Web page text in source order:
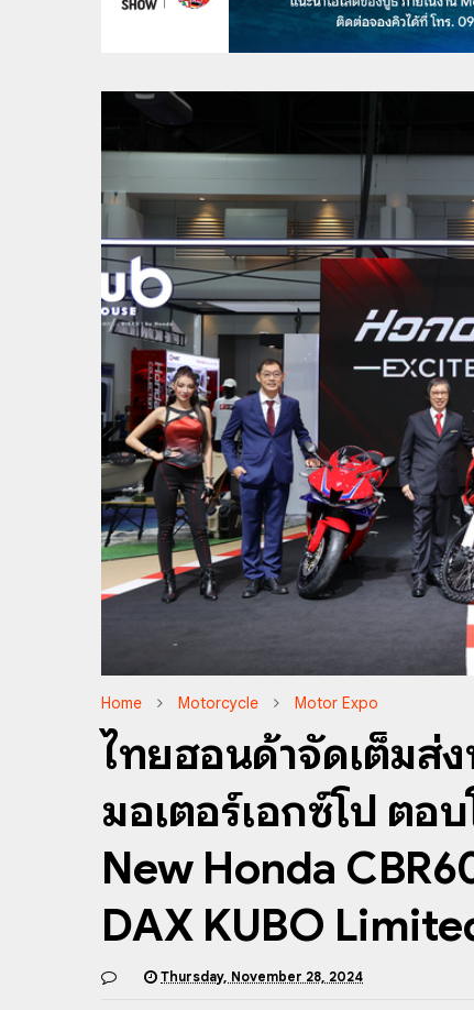
Home Motorcycle Motor Expo
ไทยฮอนด้าจัดเต็มส่ง
มอเตอร์เอกซ์โป ตอ
New Honda
DAX KUBO
Thursday, November 28, 2024